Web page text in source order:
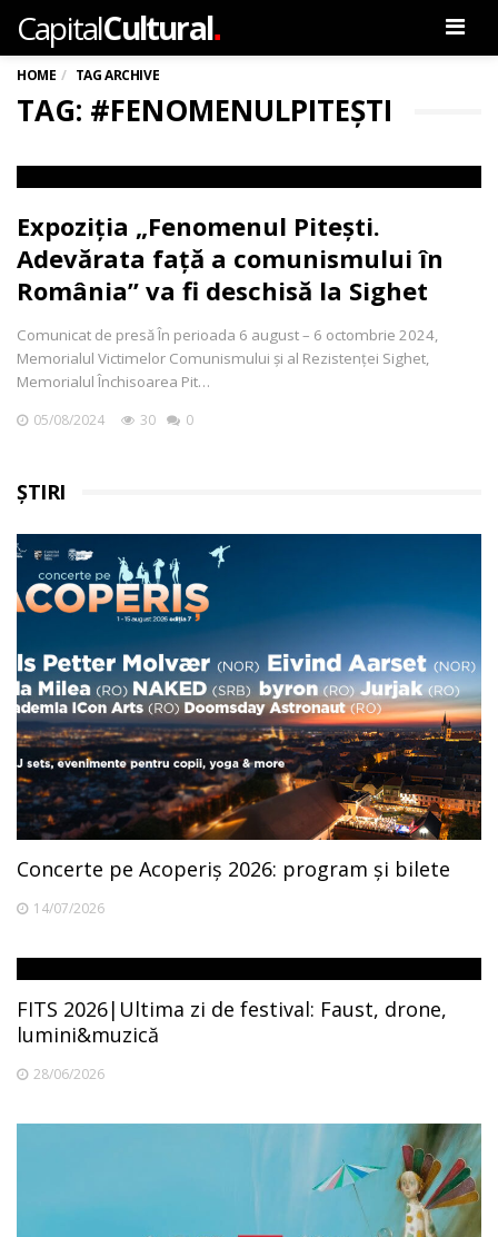
CapitalCultural.
HOME TAG ARCHIVE
TAG: #FENOMENULPITEȘTI
Expoziția „Fenomenul Pitești.
Adevărata față a comunismului în
România” va fi deschisă la Sighet
Comunicat de presă În perioada 6 august – 6 octombrie 2024,
Memorialul Victimelor Comunismului și al Rezistenței Sighet,
Memorialul Închisoarea Pit…
05/08/2024 30 0
ȘTIRI
Concerte pe Acoperiș 2026: program și bilete
14/07/2026
FITS 2026|Ultima zi de festival: Faust, drone,
lumini&muzică
28/06/2026